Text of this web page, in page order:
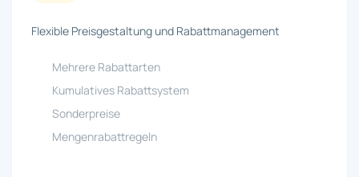
Flexible Preisgestaltung und Rabattmanagement
Mehrere Rabattarten
Kumulatives Rabattsystem
Sonderpreise
Mengenrabattregeln